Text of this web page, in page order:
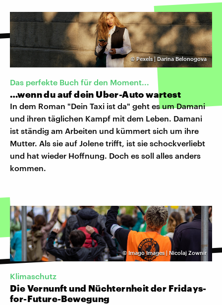
©Pexels | Darina Belonogova
Das perfekte Buch für den Moment...
…wenn du auf dein Uber-Auto wartest
In dem Roman "Dein Taxi ist da" geht es um Damani
und ihren täglichen Kampf mit dem Leben. Damani
ist ständig am Arbeiten und kümmert sich um ihre
Mutter. Als sie auf Jolene trifft, ist sie schockverliebt
und hat wieder Hoffnung. Doch es soll alles anders
kommen.
© Imago Images | Nicolaj Zownir
Klimaschutz
Die Vernunft und Nüchternheit der Fridays-
for-Future-Bewegung